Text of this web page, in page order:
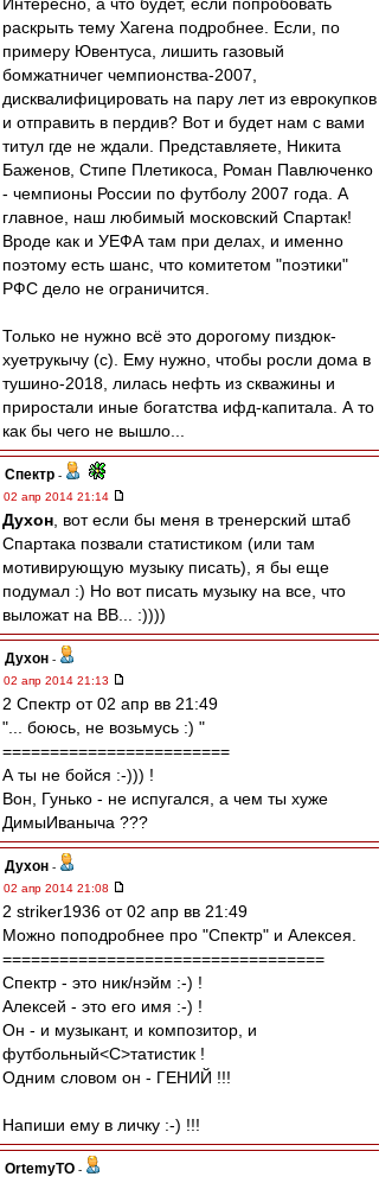
раскрыть тему Хагена подробнее. Если, по
примеру Ювентуса, лишить газовый
бомжатничег чемпионства-2007,
дисквалифицировать на пару лет из еврокупков
и отправить в пердив? Вот и будет нам с вами
титул где не ждали. Представляете, Никита
Баженов, Стипе Плетикоса, Роман Павлюченко
- чемпионы России по футболу 2007 года. А
главное, наш любимый московский Спартак!
Вроде как и УЕФА там при делах, и именно
поэтому есть шанс, что комитетом "поэтики"
РФС дело не ограничится.
Только не нужно всё это дорогому пиздюк-
хуетрукычу (с). Ему нужно, чтобы росли дома в
тушино-2018, лилась нефть из скважины и
приростали иные богатства ифд-капитала. А то
как бы чего не вышло...
Спектр -
02 апр 2014 21:14
Духон , вот если бы меня в тренерский штаб
Спартака позвали статистиком (или там
мотивирующую музыку писать), я бы еще
подумал :) Но вот писать музыку на все, что
выложат на ВВ... :))))
Духон -
02 апр 2014 21:13
2 Спектр от 02 апр вв 21:49
"... боюсь, не возьмусь :) "
========================
А ты не бойся :-))) !
Вон, Гунько - не испугался, а чем ты хуже
ДимыИваныча ???
Духон -
02 апр 2014 21:08
2 striker1936 от 02 апр вв 21:49
Можно поподробнее про "Спектр" и Алексея.
==================================
Спектр - это ник/нэйм :-) !
Алексей - это его имя :-) !
Он - и музыкант, и композитор, и
футбольный<C>татистик !
Одним словом он - ГЕНИЙ !!!
Напиши ему в личку :-) !!!
OrtemyTO -